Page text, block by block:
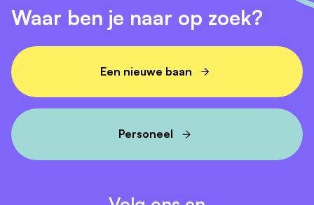
Waar ben je naar op zoek?
Een nieuwe baan
Personeel